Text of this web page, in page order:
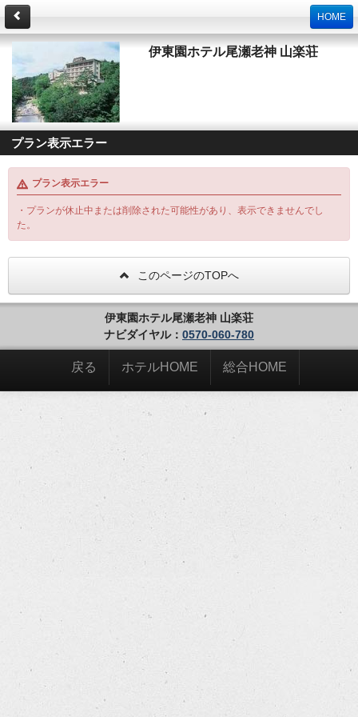
HOME
伊東園ホテル尾瀬老神 山楽荘
プラン表示エラー
プラン表示エラー
・プランが休止中または削除された可能性があり、表示できませんでし
た。
このページのTOPへ
伊東園ホテル尾瀬老神 山楽荘
ナビダイヤル： 0570-060-780
戻る ホテルHOME 総合HOME